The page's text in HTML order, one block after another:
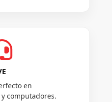
en
computadores.